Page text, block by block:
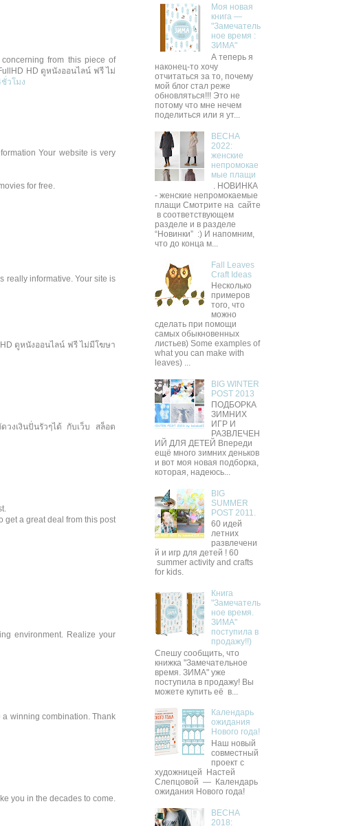
from this piece of
HD ดูหนังออนไลน์ ฟรี ไม่
วโมง
Your website is very
for free.
really informative. Your site is
HD ดูหนังออนไลน์ ฟรี ไม่มีโฆษา
วงเงินปั่นรัวๆได้ กับเว็บ สล็อต
get a great deal from this post
environment. Realize your
winning combination. Thank
you in the decades to come.
Моя новая
книга —
"Замечатель
ное время :
ЗИМА"
А теперь я
наконец-то хочу
отчитаться за то, почему
мой блог стал реже
обновляться!!! Это не
потому что мне нечем
поделиться или я ут...
ВЕСНА
2022:
женские
непромокае
мые плащи
. НОВИНКА
- женские непромокаемые
плащи Смотрите на сайте
в соответствующем
разделе и в разделе
“Новинки” :) И напомним,
что до конца м...
Fall Leaves
Craft Ideas
Несколько
примеров
того, что
можно
сделать при помощи
самых обыкновенных
листьев) Some examples of
what you can make with
leaves) ...
BIG WINTER
POST 2013
ПОДБОРКА
ЗИМНИХ
ИГР И
РАЗВЛЕЧЕН
ИЙ ДЛЯ ДЕТЕЙ Впереди
ещё много зимних деньков
и вот моя новая подборка,
которая, надеюсь...
BIG
SUMMER
POST 2011.
60 идей
летних
развлечени
й и игр для детей ! 60
summer activity and crafts
for kids.
Книга
"Замечатель
ное время.
ЗИМА"
поступила в
продажу!!)
Спешу сообщить, что
книжка "Замечательное
время. ЗИМА" уже
поступила в продажу! Вы
можете купить её в...
Календарь
ожидания
Нового года!
Наш новый
совместный
проект с
художницей Настей
Слепцовой — Календарь
ожидания Нового года!
ВЕСНА
2018: